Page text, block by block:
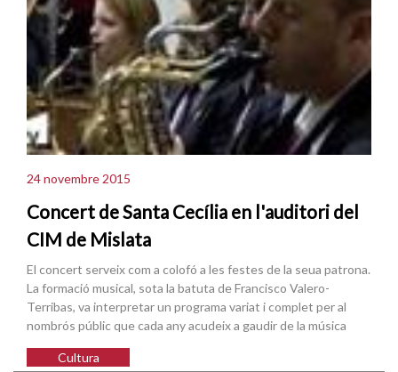
24 novembre 2015
Concert de Santa Cecília en l'auditori del
CIM de Mislata
El concert serveix com a colofó a les festes de la seua patrona.
La formació musical, sota la batuta de Francisco Valero-
Terribas, va interpretar un programa variat i complet per al
nombrós públic que cada any acudeix a gaudir de la música
Cultura